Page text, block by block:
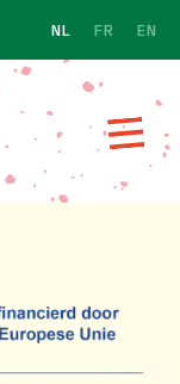
NL FR EN